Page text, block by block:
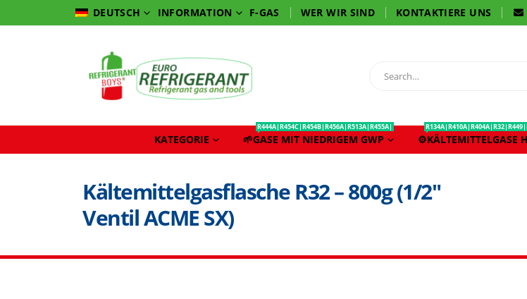
DEUTSCH INFORMATION F-GAS WER WIR SIND KONTAKTIERE UNS
KATEGORIE 🌱GASE MIT NIEDRIGEM GWP
R444A|R454C|R454B|R456A|R513A|R455A|
⚙️KÄLTEMITTELGASE
Kältemittelgasflasche R32 – 800g (1/2″
Ventil ACME SX)